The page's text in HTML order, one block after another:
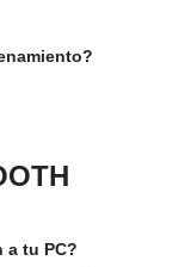
a tu PC?